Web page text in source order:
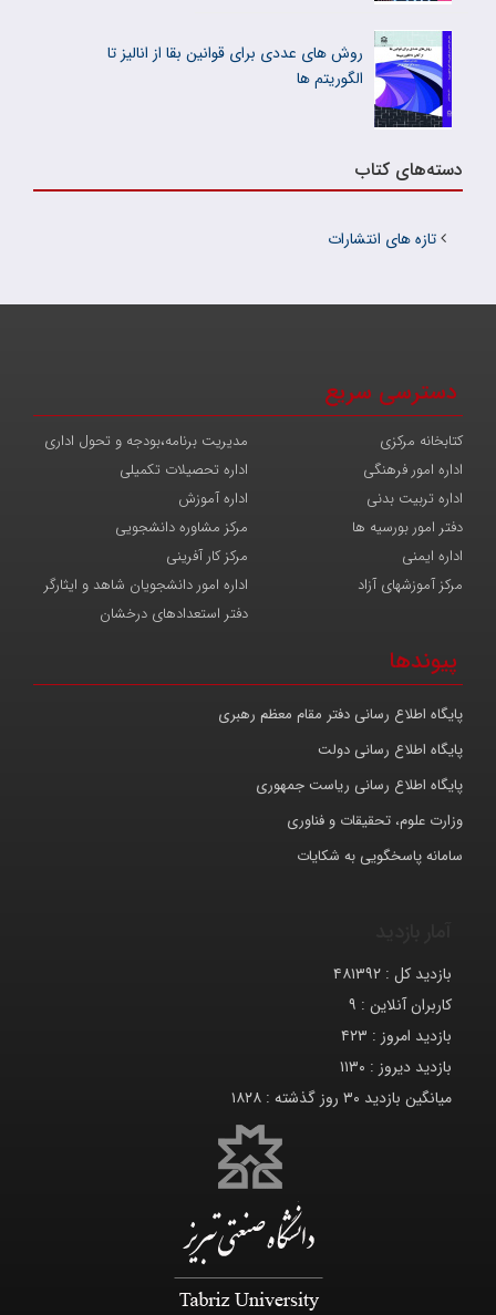
روش های عددی برای قوانین بقا از انالیز تا
الگوریتم ها
دسته‌های کتاب
تازه های انتشارات
دسترسی سریع
مدیریت برنامه،بودجه و تحول اداری
کتابخانه مرکزی
اداره تحصیلات تکمیلی
اداره امور فرهنگی
اداره آموزش
اداره تربیت بدنی
مرکز مشاوره دانشجویی
دفتر امور بورسیه ها
مرکز کار آفرینی
اداره ایمنی
اداره امور دانشجویان شاهد و ایثارگر
مرکز آموزشهای آزاد
دفتر استعدادهای درخشان
پیوندها
پایگاه اطلاع رسانی دفتر مقام معظم رهبری
پایگاه اطلاع رسانی دولت
پایگاه اطلاع رسانی ریاست جمهوری
وزارت علوم، تحقیقات و فناوری
سامانه پاسخگویی به شکایات
بازدید کل : ۴۸۱۳۹۲
کاربران آنلاین : ۹
بازدید امروز : ۴۲۳
بازدید دیروز : ۱۱۳۰
میانگین بازدید ۳۰ روز گذشته :
۱۸۲۸